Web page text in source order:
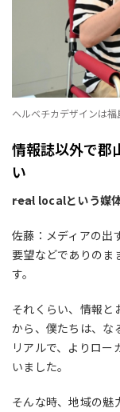
ヘルベチカデザインは福
情報誌以外で郡
い
――real localという媒
佐藤：メディアの出
要望などでありのま
す。
それくらい、情報と
から、僕たちは、な
リアルで、よりロー
いました。
そんな時、地域の